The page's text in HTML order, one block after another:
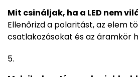
Mit csináljak, ha a LED nem
Ellenőrizd a polaritást, az elem
csatlakozásokat és az áramkör